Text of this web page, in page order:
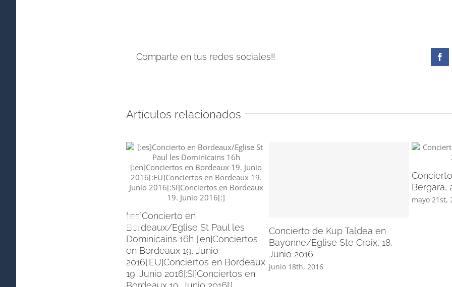
Comparte en tus redes sociales!!
Artículos relacionados
[:es]Concierto en
Bordeaux/Eglise St Paul les
Dominicains 16h [:en]Conciertos
en Bordeaux 19. Junio
2016[:EU]Conciertos en Bordeaux
19. Junio 2016[:SI]Conciertos en
Concierto de Kup Taldea en
Bayonne/Eglise Ste Croix, 18.
Junio 2016
junio 18th, 2016
Bergara,
mayo 21st,